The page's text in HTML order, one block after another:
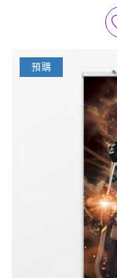
預購